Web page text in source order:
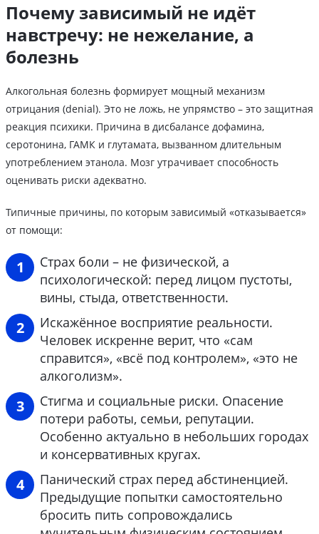
Почему зависимый не идёт
навстречу: не нежелание, а
болезнь
Алкогольная болезнь формирует мощный механизм
отрицания (denial). Это не ложь, не упрямство – это защитная
реакция психики. Причина в дисбалансе дофамина,
серотонина, ГАМК и глутамата, вызванном длительным
употреблением этанола. Мозг утрачивает способность
оценивать риски адекватно.
Типичные причины, по которым зависимый «отказывается»
от помощи:
Страх боли – не физической, а
психологической: перед лицом пустоты,
вины, стыда, ответственности.
Искажённое восприятие реальности.
Человек искренне верит, что «сам
справится», «всё под контролем», «это не
алкоголизм».
Стигма и социальные риски. Опасение
потери работы, семьи, репутации.
Особенно актуально в небольших городах
и консервативных кругах.
Панический страх перед абстиненцией.
Предыдущие попытки самостоятельно
бросить пить сопровождались